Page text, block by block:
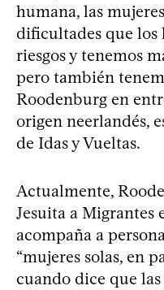
humana, las
dificultades que los
riesgos y tenemos
pero también
Roodenburg en
origen neerlandés,
de Idas y Vueltas.
Actualmente,
Jesuita a Migrantes
acompaña a
“mujeres solas, en
cuando dice que